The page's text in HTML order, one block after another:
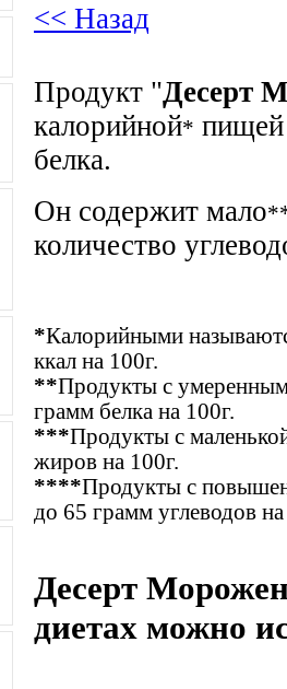
<< Назад
Продукт "Десерт
калорийной*
белка.
Он содержит мало
количество
*Калорийными
ккал на 100г.
**Продукты с
грамм белка на 100г.
***Продукты с
жиров на 100г.
****Продукты с
до 65 грамм углеводов
Десерт
диетах можно